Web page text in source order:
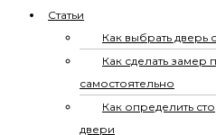
Статьи
Как выбрать
Как сделать замер
самостоятельно
Как определить
двери